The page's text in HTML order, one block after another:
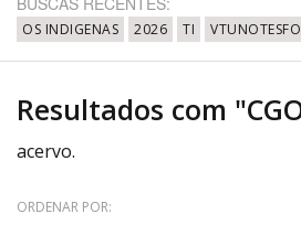
Até
OS INDIGENAS 2026 TI
Resultados com
acervo.
ORDENAR POR: